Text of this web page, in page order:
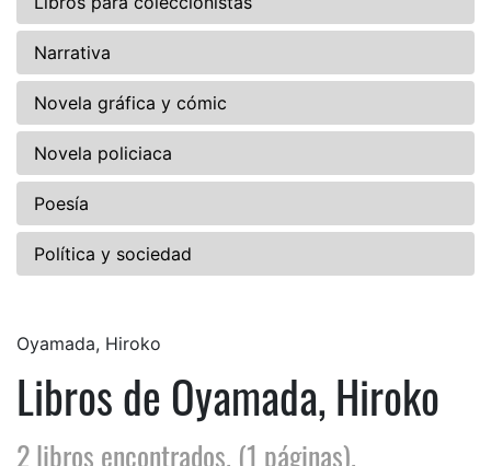
Narrativa
Novela gráfica y cómic
Novela policiaca
Poesía
Política y sociedad
Oyamada, Hiroko
Libros de Oyamada, Hiroko
2 libros encontrados. (1 páginas).